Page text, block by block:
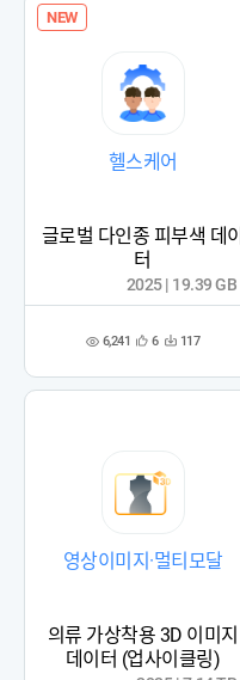
NEW
헬스케어
글로벌 다인종 피부색 데이
터
조 6,241 관
록
6 다 117
2025 | 19.39 GB
영상이미지·멀티모달
의류 가상착용 3D 이미지
데이터 (업사이클링)